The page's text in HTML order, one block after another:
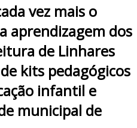
vez mais o
aprendizagem dos
de Linhares
kits pedagógicos
infantil e
municipal de